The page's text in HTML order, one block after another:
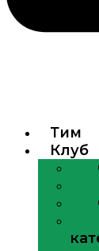
Тим
Клуб